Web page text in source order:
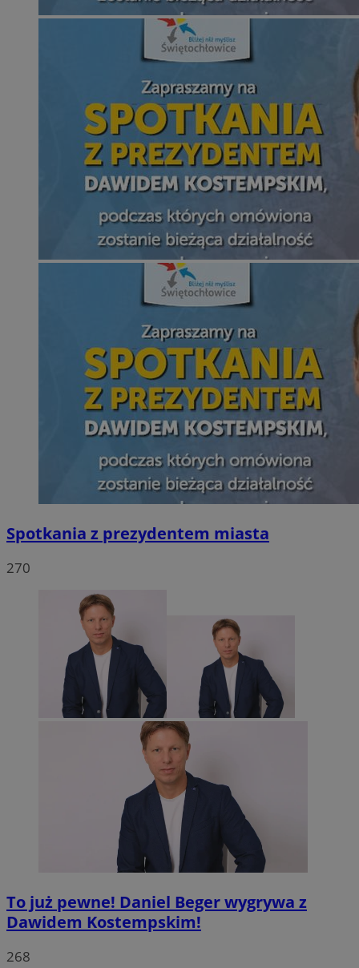
Spotkania z prezydentem miasta
270
To już pewne! Daniel Beger wygrywa z
Dawidem Kostempskim!
268